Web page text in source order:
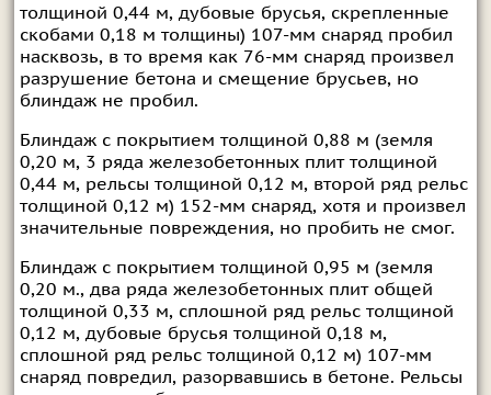
толщиной 0,44 м, дубовые брусья, скрепленные
скобами 0,18 м толщины) 107-мм снаряд пробил
насквозь, в то время как 76-мм снаряд произвел
разрушение бетона и смещение брусьев, но
блиндаж не пробил.
Блиндаж с покрытием толщиной 0,88 м (земля
0,20 м, 3 ряда железобетонных плит толщиной
0,44 м, рельсы толщиной 0,12 м, второй ряд рельс
толщиной 0,12 м) 152-мм снаряд, хотя и произвел
значительные повреждения, но пробить не смог.
Блиндаж с покрытием толщиной 0,95 м (земля
0,20 м., два ряда железобетонных плит общей
толщиной 0,33 м, сплошной ряд рельс толщиной
0,12 м, дубовые брусья толщиной 0,18 м,
сплошной ряд рельс толщиной 0,12 м) 107-мм
снаряд повредил, разорвавшись в бетоне. Рельсы